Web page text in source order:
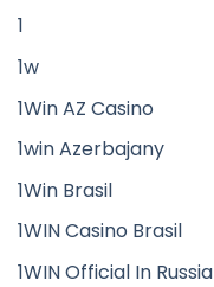
1
1w
1Win AZ Casino
1win Azerbajany
1Win Brasil
1WIN Casino Brasil
1WIN Official In Russia